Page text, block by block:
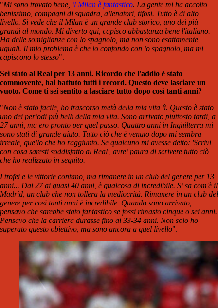
"Mi sono trovato bene, il Milan è fantastico. La gente mi ha accolto
benissimo, compagni di squadra, allenatori, tifosi. Tutto è di alto
livello. Si vede che il Milan è un grande club storico, uno dei più
grandi al mondo. Mi diverto qui, capisco abbastanza bene l'italiano.
Ha delle somiglianze con lo spagnolo, ma non sono esattamente
uguali. Il mio problema è che lo confondo con lo spagnolo, ma mi
capiscono lo stesso".
Sei stato al Real per 13 anni. Ricordo che l'addio è stato
commovente, hai battuto tutti i record. Questo deve lasciare un
vuoto. Come ti sei sentito a lasciare tutto dopo così tanti anni?
"Non è stato facile, ho trascorso metà della mia vita lì. Questo è stato
uno dei periodi più belli della mia vita. Sono arrivato piuttosto tardi, a
27 anni, ma ero pronto per quel passo. Quattro anni in Inghilterra mi
sono stati di grande aiuto. Tutto ciò che è venuto dopo mi sembra
irreale, quello che ho raggiunto. Se qualcuno mi avesse detto: 'Scrivi
con cosa saresti soddisfatto al Real', avrei paura di scrivere tutto ciò
che ho realizzato in seguito.
I trofei e le vittorie contano, ma rimanere in un club del genere per 13
anni... Dai 27 ai quasi 40 anni, è qualcosa di incredibile. Si sa com'è il
Madrid, un club che non tollera la mediocrità. Rimanere in un club del
genere per così tanti anni è incredibile. Quando sono arrivato,
pensavo che sarebbe stato fantastico se fossi rimasto cinque o sei anni.
Pensavo che la carriera durasse fino ai 33-34 anni. Non solo ho
superato questo obiettivo, ma sono ancora a quel livello".